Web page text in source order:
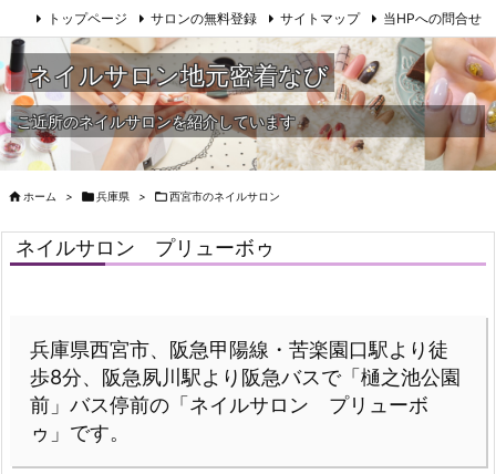
トップページ サロンの無料登録 サイトマップ 当HPへの問合せ
ネイルサロン地元密着なび
ご近所のネイルサロンを紹介しています
 ホーム > 兵庫県 > 西宮市のネイルサロン
ネイルサロン プリューボゥ
兵庫県西宮市、阪急甲陽線・苦楽園口駅より徒
歩8分、阪急夙川駅より阪急バスで「樋之池公園
前」バス停前の「ネイルサロン プリューボ
ゥ」です。